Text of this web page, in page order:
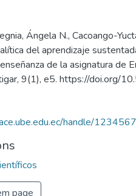
Ángela N., Cacoango-
del aprendizaje
de la asignatura de
9(1), e5. https://doi.org/
handle/
page